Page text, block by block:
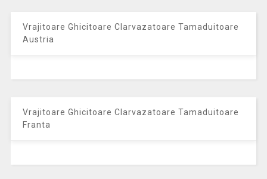
Vrajitoare Ghicitoare Clarvazatoare Tamaduitoare
Austria
Vrajitoare Ghicitoare Clarvazatoare Tamaduitoare
Franta